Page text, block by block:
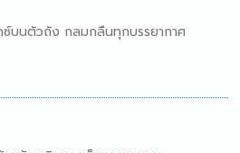
ซ์บนตัวถัง กลมกลืนทุกบรรยากาศ